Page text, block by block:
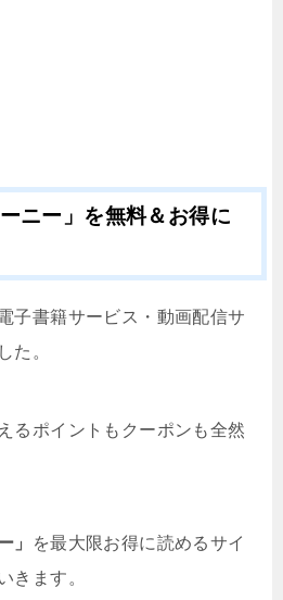
ニー」を無料＆お得に
子書籍サービス・動画配信サ
た。
るポイントもクーポンも全然
」
を最大限お得に読めるサイ
きます。